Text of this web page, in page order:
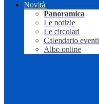
Novità
Panoramica
Le notizie
Le circolari
Calendario eventi
Albo online